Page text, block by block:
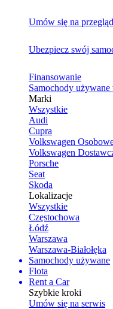
Umów się na
Ubezpiecz swój
Finansowanie
Samochody
Marki
Wszystkie
Audi
Cupra
Volkswagen
Volkswagen
Porsche
Seat
Skoda
Lokalizacje
Wszystkie
Częstochowa
Łódź
Warszawa
Warszawa-Białołęka
Samochody używane
Flota
Rent a Car
Szybkie kroki
Umów się na serwis